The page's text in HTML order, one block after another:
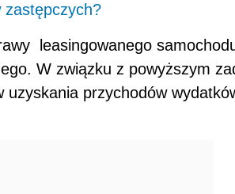
zastępczych?
leasingowanego
W związku z powyższym
uzyskania przychodów